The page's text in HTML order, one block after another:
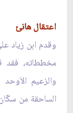
اعتقال هانئ
وقدم ابن زياد
مخططاته، فقد
والزعيم
الساحقة من